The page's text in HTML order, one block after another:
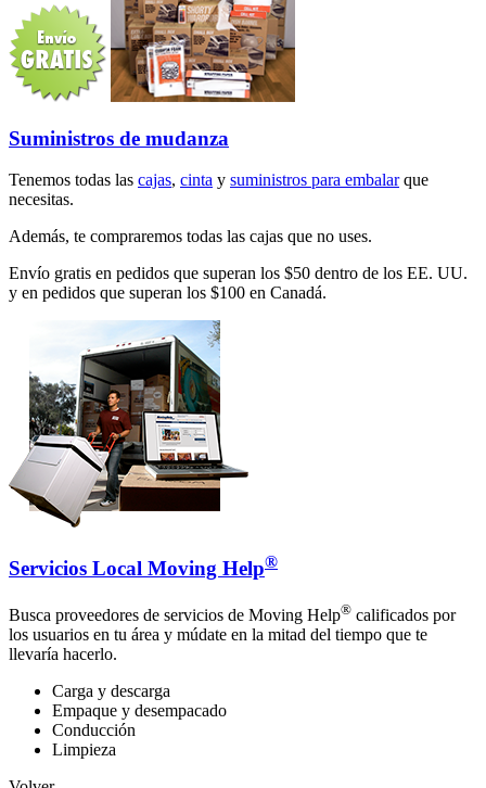
Suministros de mudanza
Tenemos todas las cajas, cinta y suministros para embalarque
necesitas.
Además, te compraremos todas las cajas que no uses.
Envío gratis en pedidos que superan los $50 dentro de los EE. UU.
y en pedidos que superan los $100 en Canadá.
Servicios Local Moving Help®
Busca proveedores de servicios de Moving Help® calificados por
los usuarios en tu área y múdate en la mitad del tiempo que te
llevaría hacerlo.
Carga y descarga
Empaque y desempacado
Conducción
Limpieza